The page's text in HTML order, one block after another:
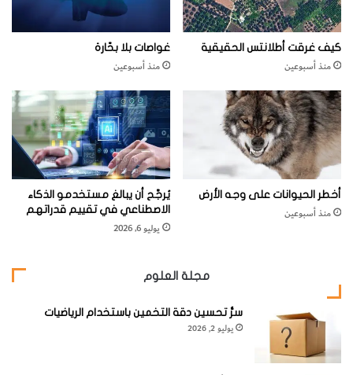
كيف غرقت أطلانتس الحقيقية
منذ أسبوعين
غواصات بلا بحّارة
منذ أسبوعين
أخطر الحيوانات على وجه الأرض
منذ أسبوعين
يُرجَّح أن يبالغ مستخدمو الذكاء
الاصطناعي في تقييم قدراتهم
يوليو 6, 2026
مجلة العلوم
سرُّ تحسين دقة التخمين باستخدام الرياضيات
يوليو 2, 2026